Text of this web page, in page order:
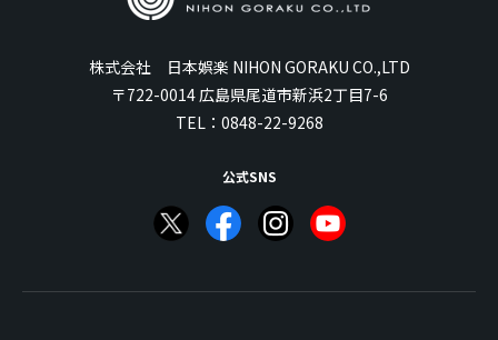
株式会社 日本娯楽 NIHON GORAKU CO.,LTD
〒722-0014 広島県尾道市新浜2丁目7-6
TEL： 0848-22-9268
公式SNS